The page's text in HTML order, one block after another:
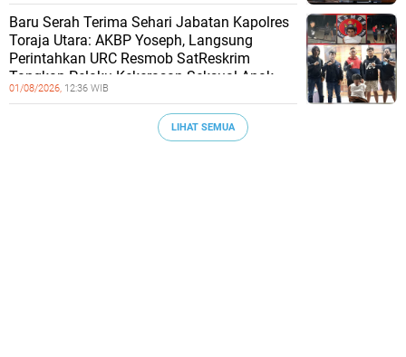
Baru Serah Terima Sehari Jabatan Kapolres
Toraja Utara: AKBP Yoseph, Langsung
Perintahkan URC Resmob SatReskrim
Tangkap Pelaku Kekerasan Seksual Anak
01/08/2026, 12:36 WIB
LIHAT SEMUA